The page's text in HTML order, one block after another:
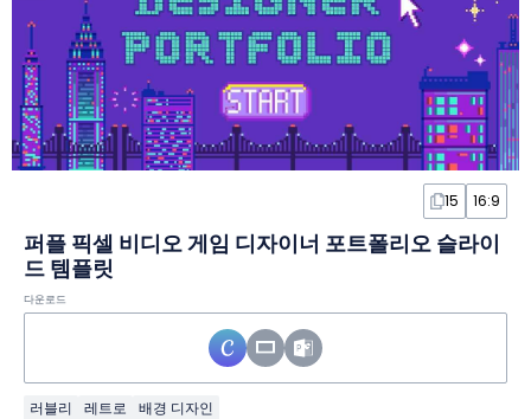
15 16:9
퍼플 픽셀 비디오 게임 디자이너 포트폴리오 슬라이
드 템플릿
다운로드
러블리 레트로 배경 디자인